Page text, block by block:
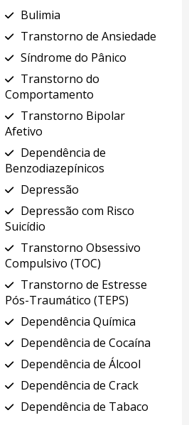
Bulimia
Transtorno de Ansiedade
Síndrome do Pânico
Transtorno do
Comportamento
Transtorno Bipolar
Afetivo
Dependência de
Benzodiazepínicos
Depressão
Depressão com Risco
Suicídio
Transtorno Obsessivo
Compulsivo (TOC)
Transtorno de Estresse
Pós-Traumático (TEPS)
Dependência Química
Dependência de Cocaína
Dependência de Álcool
Dependência de Crack
Dependência de Tabaco